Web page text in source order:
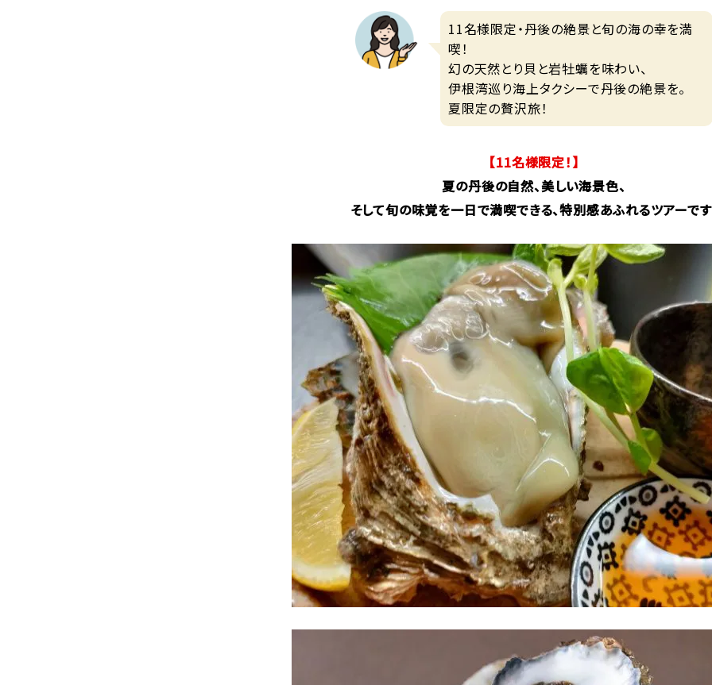
11名様限定・丹後の絶景と旬の海の幸を満
喫！
幻の天然とり貝と岩牡蠣を味わい、
伊根湾巡り海上タクシーで丹後の絶景を。
夏限定の贅沢旅！
【11名様限定！】
夏の丹後の自然、美しい海景色、
そして旬の味覚を一日で満喫できる、特別感あふれるツアーです